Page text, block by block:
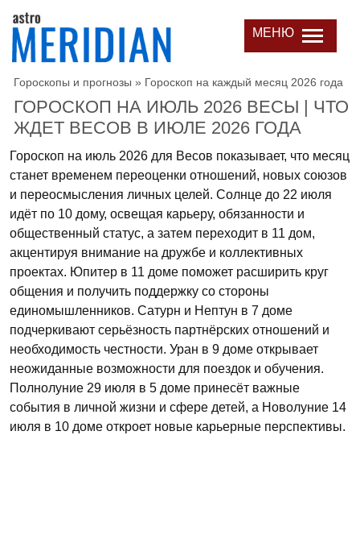
МЕНЮ
Гороскопы и прогнозы » Гороскоп на каждый месяц 2026 года
ГОРОСКОП НА ИЮЛЬ 2026 ВЕСЫ | ЧТО
ЖДЕТ ВЕСОВ В ИЮЛЕ 2026 ГОДА
Гороскоп на июль 2026 для Весов показывает, что месяц
станет временем переоценки отношений, новых союзов
и переосмысления личных целей. Солнце до 22 июля
идёт по 10 дому, освещая карьеру, обязанности и
общественный статус, а затем переходит в 11 дом,
акцентируя внимание на дружбе и коллективных
проектах. Юпитер в 11 доме поможет расширить круг
общения и получить поддержку со стороны
единомышленников. Сатурн и Нептун в 7 доме
подчеркивают серьёзность партнёрских отношений и
необходимость честности. Уран в 9 доме открывает
неожиданные возможности для поездок и обучения.
Полнолуние 29 июля в 5 доме принесёт важные
события в личной жизни и сфере детей, а Новолуние 14
июля в 10 доме откроет новые карьерные перспективы.